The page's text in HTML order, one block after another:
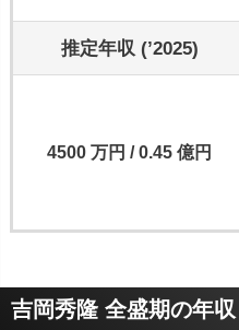
推定年収 (’2025)
4500 万円 / 0.45 億円
吉岡秀隆 全盛期の年収